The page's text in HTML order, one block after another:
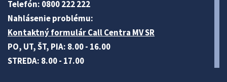
Telefón: 0800 222 222
Nahlásenie problému:
Kontaktný formulár Call Centra MV SR
PO, UT, ŠT, PIA: 8.00 - 16.00
STREDA: 8.00 - 17.00